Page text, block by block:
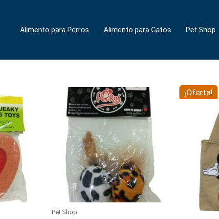
Alimento para Perros Alimento para Gatos Pet Shop
Pet Shop
¡Oferta!
$